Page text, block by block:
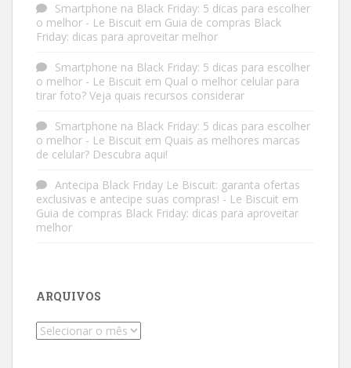
Smartphone na Black Friday: 5 dicas para escolher
o melhor - Le Biscuit em Guia de compras Black
Friday: dicas para aproveitar melhor
Smartphone na Black Friday: 5 dicas para escolher
o melhor - Le Biscuit em Qual o melhor celular para
tirar foto? Veja quais recursos considerar
Smartphone na Black Friday: 5 dicas para escolher
o melhor - Le Biscuit em Quais as melhores marcas
de celular? Descubra aqui!
Antecipa Black Friday Le Biscuit: garanta ofertas
exclusivas e antecipe suas compras! - Le Biscuit em
Guia de compras Black Friday: dicas para aproveitar
melhor
ARQUIVOS
Arquivos